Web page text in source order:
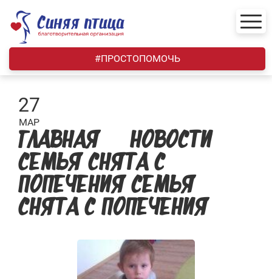
content
#ПРОСТОПОМОЧЬ
27
МАР
ГЛАВНАЯ — НОВОСТИ —
СЕМЬЯ СНЯТА С
ПОПЕЧЕНИЯ СЕМЬЯ
СНЯТА С ПОПЕЧЕНИЯ